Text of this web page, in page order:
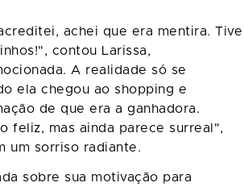
achei que era mentira. Tive
contou Larissa,
A realidade só se
ela chegou ao shopping e
de que era a ganhadora.
feliz, mas ainda parece surreal",
um sorriso radiante.
sobre sua motivação para